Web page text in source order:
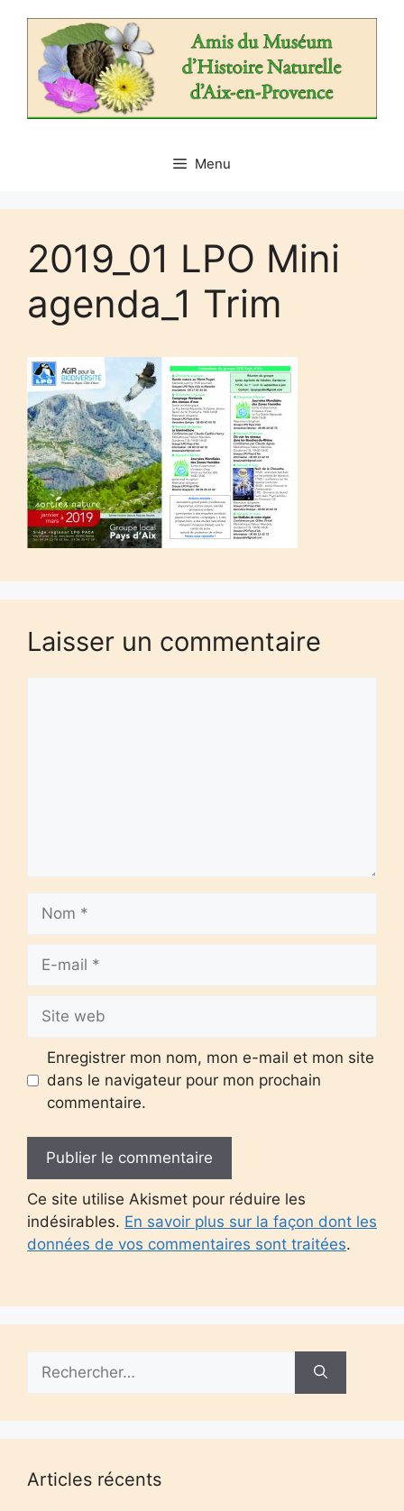
contenu
Menu
2019_01 LPO Mini
agenda_1 Trim
Laisser un commentaire
mail
web
Enregistrer mon nom, mon e-mail et mon site
dans le navigateur pour mon prochain
commentaire.
Ce site utilise Akismet pour réduire les
indésirables. En savoir plus sur la façon dont les
données de vos commentaires sont traitées.
Articles récents